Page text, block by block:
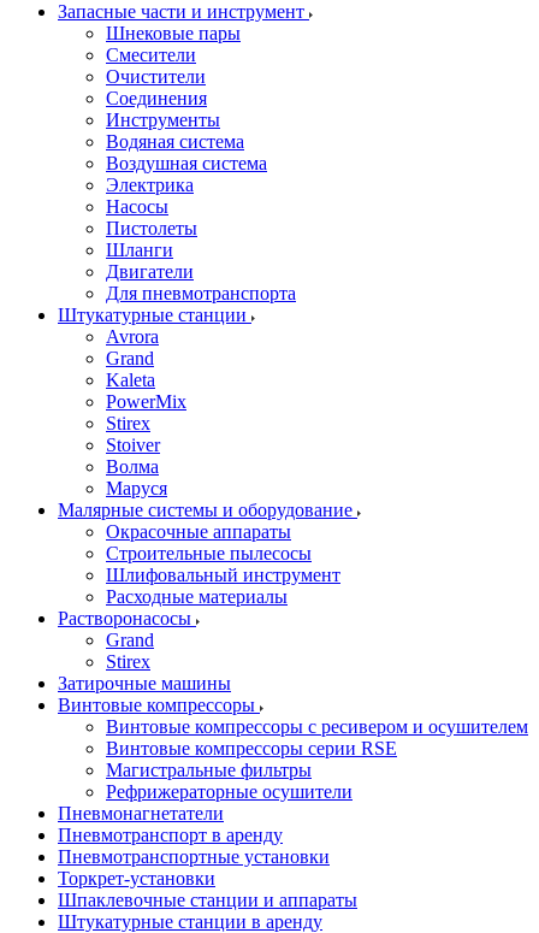
Запасные части и инструмент
Шнековые пары
Смесители
Очистители
Соединения
Инструменты
Водяная система
Воздушная система
Электрика
Насосы
Пистолеты
Шланги
Двигатели
Для пневмотранспорта
Штукатурные станции
Avrora
Grand
Kaleta
PowerMix
Stirex
Stoiver
Волма
Маруся
Малярные системы и оборудование
Окрасочные аппараты
Строительные пылесосы
Шлифовальный инструмент
Расходные материалы
Растворонасосы
Grand
Stirex
Затирочные машины
Винтовые компрессоры
Винтовые компрессоры с ресивером и осушителем
Винтовые компрессоры серии RSE
Магистральные фильтры
Рефрижераторные осушители
Пневмонагнетатели
Пневмотранспорт в аренду
Пневмотранспортные установки
Торкрет-установки
Шпаклевочные станции и аппараты
Штукатурные станции в аренду